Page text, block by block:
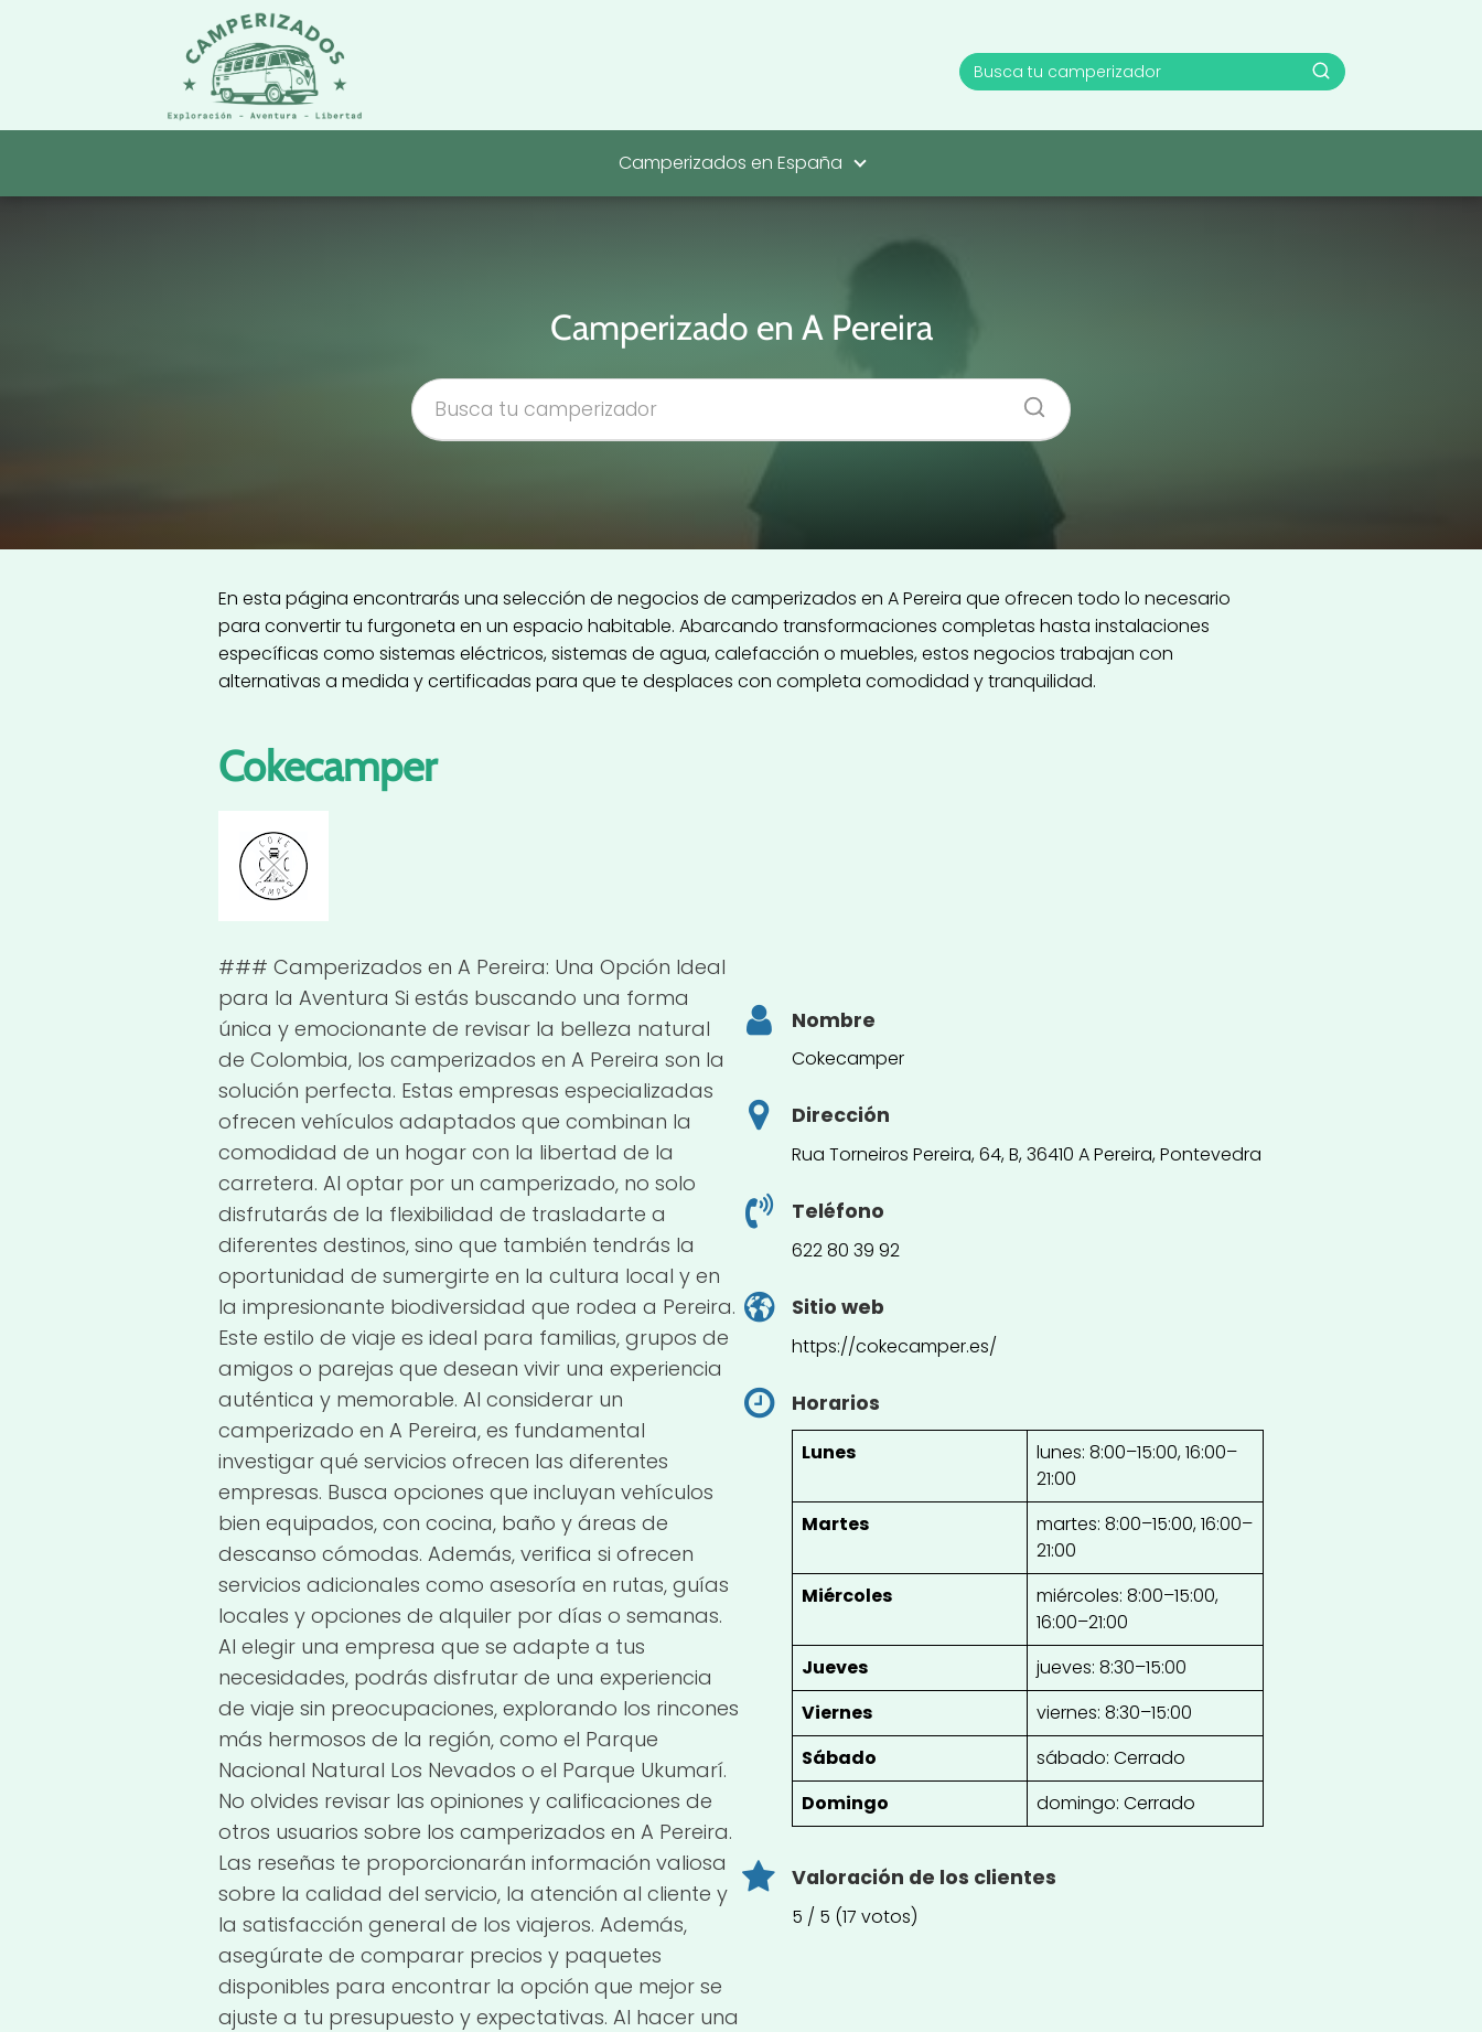
Camperizados en España
Camperizado en A Pereira
En esta página encontrarás una selección de negocios de camperizados en A Pereira que ofrecen todo lo necesario
para convertir tu furgoneta en un espacio habitable. Abarcando transformaciones completas hasta instalaciones
específicas como sistemas eléctricos, sistemas de agua, calefacción o muebles, estos negocios trabajan con
alternativas a medida y certificadas para que te desplaces con completa comodidad y tranquilidad.
Cokecamper
### Camperizados en A Pereira: Una Opción Ideal
para la Aventura Si estás buscando una forma
única y emocionante de revisar la belleza natural
de Colombia, los camperizados en A Pereira son la
solución perfecta. Estas empresas especializadas
ofrecen vehículos adaptados que combinan la
comodidad de un hogar con la libertad de la
carretera. Al optar por un camperizado, no solo
disfrutarás de la flexibilidad de trasladarte a
diferentes destinos, sino que también tendrás la
oportunidad de sumergirte en la cultura local y en
la impresionante biodiversidad que rodea a Pereira.
Este estilo de viaje es ideal para familias, grupos de
amigos o parejas que desean vivir una experiencia
auténtica y memorable. Al considerar un
camperizado en A Pereira, es fundamental
investigar qué servicios ofrecen las diferentes
empresas. Busca opciones que incluyan vehículos
bien equipados, con cocina, baño y áreas de
descanso cómodas. Además, verifica si ofrecen
servicios adicionales como asesoría en rutas, guías
locales y opciones de alquiler por días o semanas.
Al elegir una empresa que se adapte a tus
necesidades, podrás disfrutar de una experiencia
de viaje sin preocupaciones, explorando los rincones
más hermosos de la región, como el Parque
Nacional Natural Los Nevados o el Parque Ukumarí.
No olvides revisar las opiniones y calificaciones de
otros usuarios sobre los camperizados en A Pereira.
Las reseñas te proporcionarán información valiosa
sobre la calidad del servicio, la atención al cliente y
la satisfacción general de los viajeros. Además,
asegúrate de comparar precios y paquetes
disponibles para encontrar la opción que mejor se
ajuste a tu presupuesto y expectativas. Al hacer una
Nombre
Cokecamper
Dirección
Rua Torneiros Pereira, 64, B, 36410 A Pereira, Pontevedra
Teléfono
622 80 39 92
Sitio web
https://cokecamper.es/
Horarios
Lunes
lunes: 8:00–15:00, 16:00–
21:00
Martes
martes: 8:00–15:00, 16:00–
21:00
Miércoles
miércoles: 8:00–15:00,
16:00–21:00
Jueves
jueves: 8:30–15:00
Viernes
viernes: 8:30–15:00
Sábado
sábado: Cerrado
Domingo
domingo: Cerrado
Valoración de los clientes
5 / 5 (17 votos)